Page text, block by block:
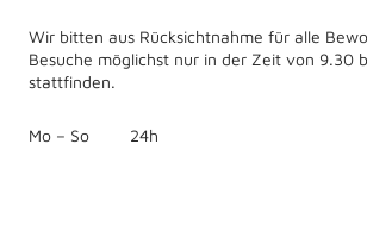
Wir bitten aus Rücksichtnahme für alle
Besuche möglichst nur in der Zeit von 9.30
stattfinden.
Mo – So 24h